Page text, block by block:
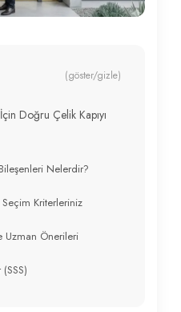
(göster/gizle)
Doğru Çelik Kapıyı
Nelerdir?
Kriterleriniz
Uzman Önerileri